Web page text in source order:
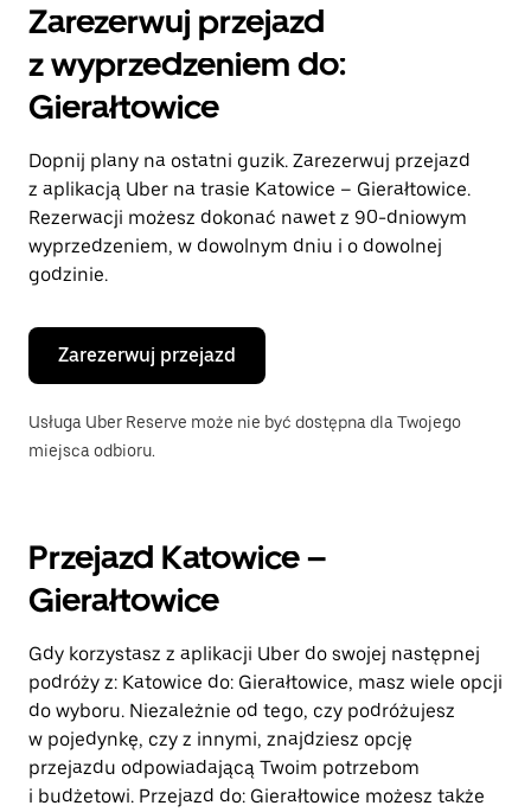
i wybrać
Naciśnij
klawisz
„Escape”,
zamknąć
kalendarz.
Zarezerwuj przejazd
z wyprzedzeniem do:
Gierałtowice
Dopnij plany na ostatni guzik. Zarezerwuj przejazd
z aplikacją Uber na trasie Katowice – Gierałtowice.
Rezerwacji możesz dokonać nawet z 90-dniowym
wyprzedzeniem, w dowolnym dniu i o dowolnej
godzinie.
Zarezerwuj przejazd
Usługa Uber Reserve może nie być dostępna dla Twojego
miejsca odbioru.
Przejazd Katowice –
Gierałtowice
Gdy korzystasz z aplikacji Uber do swojej następnej
podróży z: Katowice do: Gierałtowice, masz wiele opcji
do wyboru. Niezależnie od tego, czy podróżujesz
w pojedynkę, czy z innymi, znajdziesz opcję
przejazdu odpowiadającą Twoim potrzebom
i budżetowi. Przejazd do: Gierałtowice możesz także